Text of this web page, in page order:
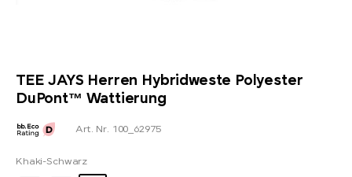
TEE JAYS Herren Hybridweste Polyester
DuPont™ Wattierung
Art. Nr. 100_62975
Khaki-Schwarz